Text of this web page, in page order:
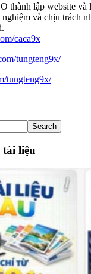
thành lập website và
và chịu trách
caca9x
tungteng9x/
tungteng9x/
tài liệu